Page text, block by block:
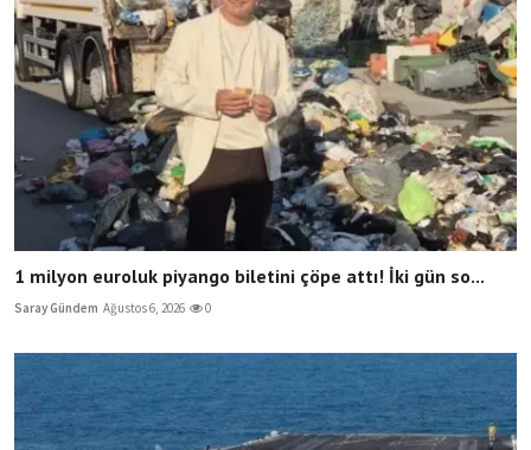
1 milyon euroluk piyango biletini çöpe attı! İki gün so...
Saray Gündem Ağustos 6, 2026 0